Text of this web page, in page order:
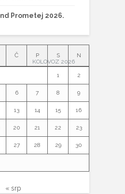
Prometej 2026.
KOLOVOZ 2026
Č P S N
1 2
6 7 8 9
13 14 15 16
20 21 22 23
27 28 29 30
« srp